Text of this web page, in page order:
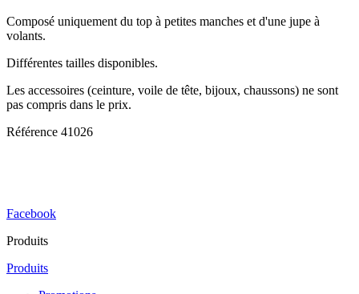
Composé uniquement du top à petites manches et d'une jupe à
volants.
Différentes tailles disponibles.
Les accessoires (ceinture, voile de tête, bijoux, chaussons) ne sont
pas compris dans le prix.
Référence 41026
Facebook
Produits
Produits